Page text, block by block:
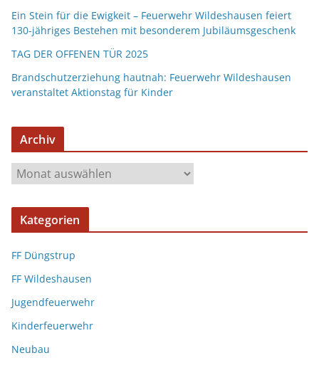
Ein Stein für die Ewigkeit – Feuerwehr Wildeshausen feiert
130-jähriges Bestehen mit besonderem Jubiläumsgeschenk
TAG DER OFFENEN TÜR 2025
Brandschutzerziehung hautnah: Feuerwehr Wildeshausen
veranstaltet Aktionstag für Kinder
Archiv
Kategorien
FF Düngstrup
FF Wildeshausen
Jugendfeuerwehr
Kinderfeuerwehr
Neubau